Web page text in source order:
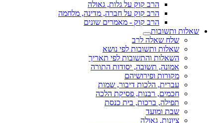
הרב קוק על גלות, גאולה
הרב קוק על חברה, מדינה, מלחמה
הרב קוק - מאמרים שונים
שאלות ותשובות
שלח שאלה לרב
שאלות ותשובות לפי נושא
השאלות והתשובות לפי תאריך
אמונה, תשובה, יסודות התורה
מקורות ופירושיהם
עברית, הלכות דיבור, שמות
חכמים, רבנות, פסיקת הלכה
תפילה, ברכות, בית כנסת
שבת ומועד
ציונות, גאולה